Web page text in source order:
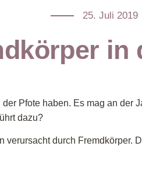
25. Juli 2019
in
Pfote haben. Es mag an
dazu?
durch Fremdkörper.